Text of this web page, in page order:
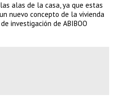
alas de la casa, ya que estas
nuevo concepto de la vivienda
investigación de ABIBOO